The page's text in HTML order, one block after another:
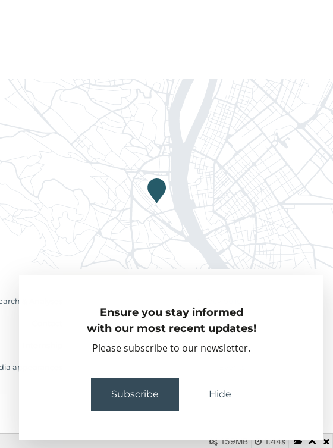
Ensure you stay informed
with our most recent updates!
Please subscribe to our newsletter.
Subscribe Hide
& Analyses
Visiting Fellows
Partner organisations
appearances
1.44s
159MB